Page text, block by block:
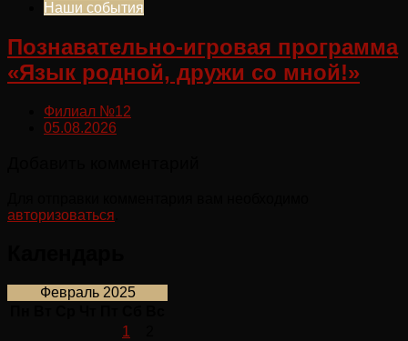
Наши события
Познавательно-игровая программа
«Язык родной, дружи со мной!»
Филиал №12
05.08.2026
авторизоваться
Февраль 2025
1